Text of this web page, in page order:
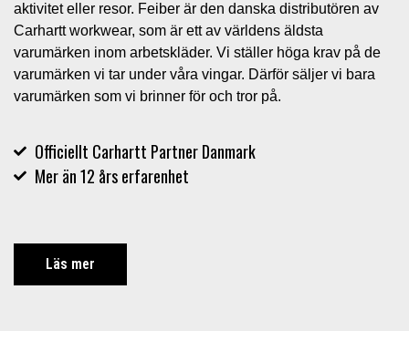
aktivitet eller resor. Feiber är den danska distributören av
Carhartt workwear, som är ett av världens äldsta
varumärken inom arbetskläder. Vi ställer höga krav på de
varumärken vi tar under våra vingar. Därför säljer vi bara
varumärken som vi brinner för och tror på.
Officiellt Carhartt Partner Danmark
Mer än 12 års erfarenhet
Läs mer